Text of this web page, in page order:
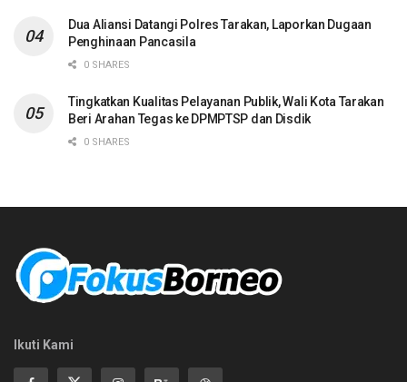
Dua Aliansi Datangi Polres Tarakan, Laporkan Dugaan
Penghinaan Pancasila
0 SHARES
Tingkatkan Kualitas Pelayanan Publik, Wali Kota Tarakan
Beri Arahan Tegas ke DPMPTSP dan Disdik
0 SHARES
Ikuti Kami